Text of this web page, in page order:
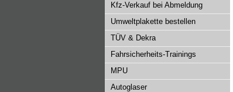
Kfz-Verkauf bei Abmeldung
Umweltplakette bestellen
TÜV & Dekra
Fahrsicherheits-Trainings
MPU
Autoglaser